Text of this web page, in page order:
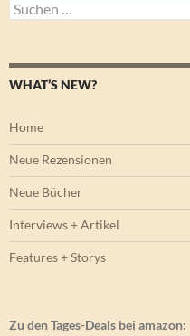
Suchen
nach:
WHAT’S NEW?
Home
Neue Rezensionen
Neue Bücher
Interviews + Artikel
Features + Storys
Zu den Tages-Deals bei amazon: